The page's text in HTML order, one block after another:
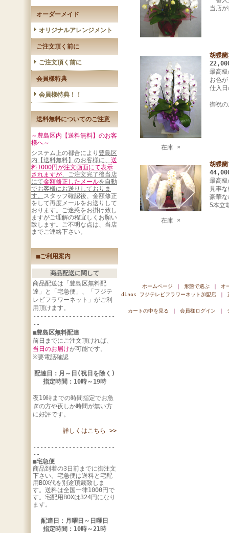
オーダーメイド
オリジナルアレンジメント
ご注文頂く前に
ご注文頂く前に
会員様特典
会員様特典！！
送料無料についてのご注意
～豊島区内【送料無料】のお客
様へ～
システム上の都合により 豊島区
内【送料無料】のお客様に、 送
料1000円が注文画面にて表示
されますが、ご注文完了後当店
にて金額修正したメールを自動
でお客様にお送りしておりま
す。 スタッフ確認後、金額修正
をして再度メールをお送りして
おります。ご迷惑をお掛け致し
ますがご理解の程宜しくお願い
致します。ご不明な点は、当店
までご連絡下さい。
■ご利用案内
商品配送に関して
商品配送は「豊島区無料配
達」と「宅急便」、「フジテ
レビフラワーネット」がご利
用頂けます。
-----------------------
--
■豊島区無料配達
前日までにご注文頂ければ、
当日のお届けが可能です。
※要電話確認
配達日：月～日(祝日を除く)
指定時間：10時～19時
夜19時までの時間指定でお急
ぎの方や夜しか時間が無い方
に好評です。
詳しくはこちら >>
-----------------------
--
■宅急便
商品到着の3日前までに御注文
下さい。宅急便は送料と宅配
用BOX代を別途頂戴致しま
す。送料は全国一律1000円で
す。宅配用BOXは324円になり
ます。
配達日：月曜日～日曜日
指定時間：10時～21時
当店
在庫 ×
胡蝶
最高
お色
仕入
御祝
在庫 ×
胡蝶
最高
見事
豪華
5本立
ホームページ ｜ 形態で選ぶ ｜ オ
dinos フジテレビフラワーネット加盟店 ｜
カートの中を見る ｜ 会員様ログイン ｜